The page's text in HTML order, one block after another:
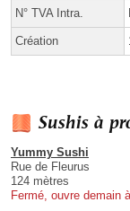
N° TVA Intra.
Création
Sushis à
Yummy Sushi
Rue de Fleurus
124 mètres
Fermé, ouvre demain